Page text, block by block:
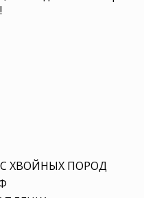
ХВОЙНЫХ ПОРОД